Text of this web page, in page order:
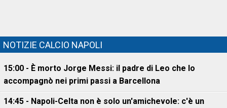
NOTIZIE CALCIO NAPOLI
15:00 - È morto Jorge Messi: il padre di Leo che lo
accompagnò nei primi passi a Barcellona
14:45 - Napoli-Celta non è solo un'amichevole: c'è un